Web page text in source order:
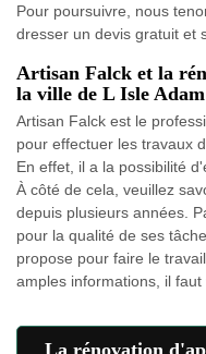
Pour poursuivre, nous
dresser un devis gratuit et
Artisan Falck et la
la ville de L Isle Adam
Artisan Falck est le
pour effectuer les travaux
En effet, il a la possibilité
À côté de cela, veuillez
depuis plusieurs années.
pour la qualité de ses
propose pour faire le
amples informations, il faut
La rénovation